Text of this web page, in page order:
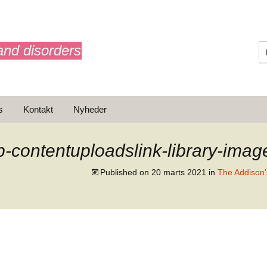
disorders
Kontakt Nyheder
contentuploadslink-library-
Published on 20 marts 2021 in The